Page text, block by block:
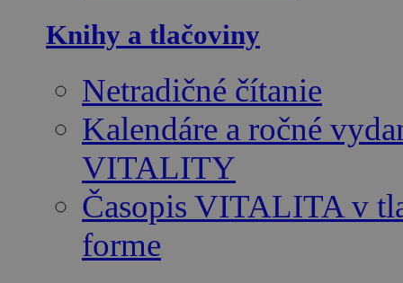
Knihy a tlačoviny
Netradičné čítanie
Kalendáre a ročné
VITALITY
Časopis VITALITA v
forme